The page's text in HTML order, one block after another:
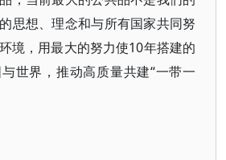
思想、理念和与所有国家共同努
境，用最大的努力使10年搭建的
世界，推动高质量共建“一带一